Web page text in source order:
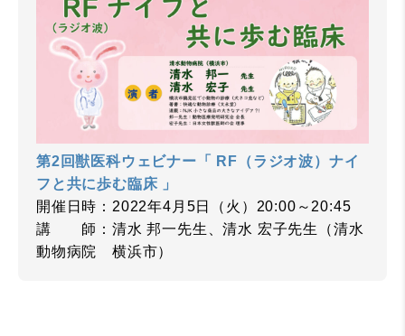
第2回獣医科ウェビナー「 RF（ラジオ波）ナイ
フと共に歩む臨床 」
開催日時：2022年4月5日（火）20:00～20:45
講 師：清水 邦一先生、清水 宏子先生（清水
動物病院 横浜市）